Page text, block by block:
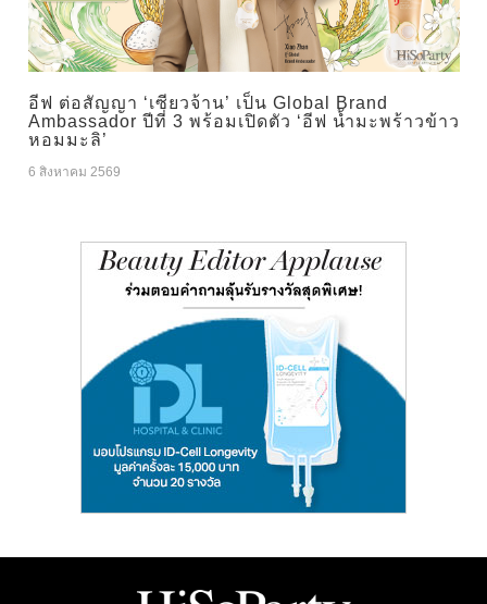
อีฟ ต่อสัญญา ‘เซียวจ้าน’ เป็น Global Brand
Ambassador ปีที่ 3 พร้อมเปิดตัว ‘อีฟ น้ำมะพร้าวข้าว
หอมมะลิ’
6 สิงหาคม 2569